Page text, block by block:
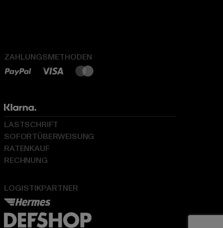
ZAHLUNGSMETHODEN
LOGISTIKPARTNER
LASTSCHRIFT
SOFORTÜBERWEISUNG
RATENKAUF
RECHNUNG